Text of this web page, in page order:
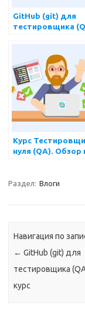
GitHub (git) для
тестировщика
Курс
нуля (QA). Обзор
Раздел: Влоги
Навигация по
← GitHub (git) для
тестировщика
курс